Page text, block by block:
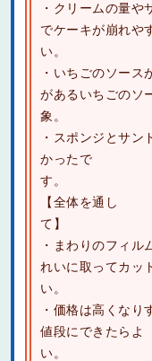
・クリームの量
でケーキが崩れや
・いちごのソー
があるいちごのソ
・スポンジとサン
かったで
【全体を通し
・まわりのフィル
れいに取ってカッ
・価格は高くな
値段にできたらよ